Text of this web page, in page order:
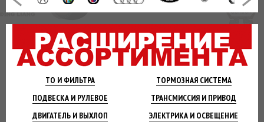
ТО И ФИЛЬТРА ТОРМОЗНАЯСИСТЕМА
ПОДВЕСКА И РУЛЕВОЕ ТРАНСМИССИЯ И ПРИВОД
ДВИГАТЕЛЬ И ВЫХЛОП ЭЛЕКТРИКА И ОСВЕЩЕНИЕ